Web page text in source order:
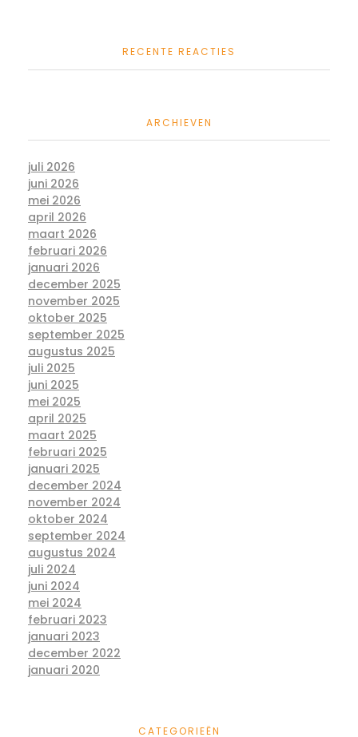
RECENTE REACTIES
ARCHIEVEN
juli 2026
juni 2026
mei 2026
april 2026
maart 2026
februari 2026
januari 2026
december 2025
november 2025
oktober 2025
september 2025
augustus 2025
juli 2025
juni 2025
mei 2025
april 2025
maart 2025
februari 2025
januari 2025
december 2024
november 2024
oktober 2024
september 2024
augustus 2024
juli 2024
juni 2024
mei 2024
februari 2023
januari 2023
december 2022
januari 2020
CATEGORIEËN